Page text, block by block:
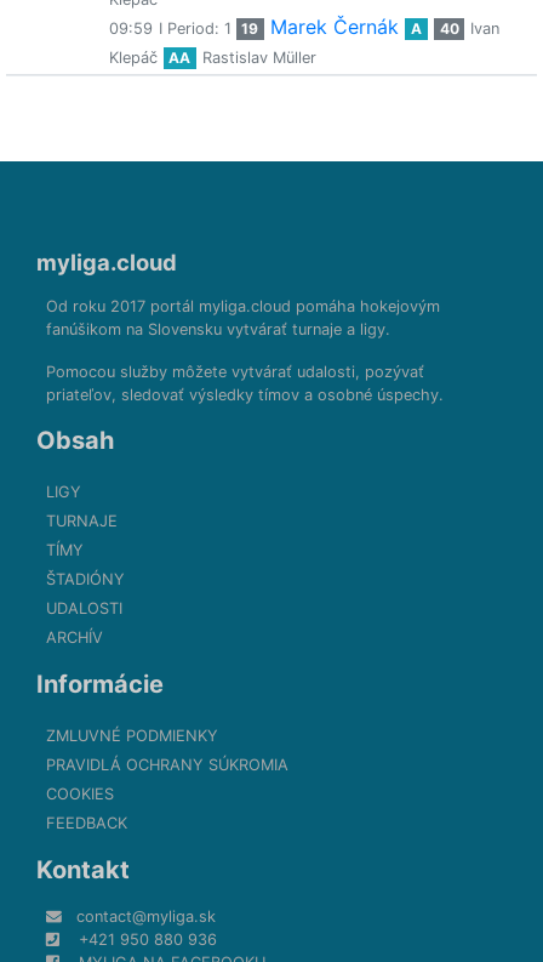
09:59 I Period: 1 19 Marek Černák A 40
Ivan
Klepáč
AA Rastislav Müller
myliga.cloud
Od roku 2017 portál myliga.cloud pomáha hokejovým
fanúšikom na Slovensku vytvárať turnaje a ligy.
Pomocou služby môžete vytvárať udalosti, pozývať
priateľov, sledovať výsledky tímov a osobné úspechy.
Obsah
LIGY
TURNAJE
TÍMY
ŠTADIÓNY
UDALOSTI
ARCHÍV
Informácie
ZMLUVNÉ PODMIENKY
PRAVIDLÁ OCHRANY SÚKROMIA
COOKIES
FEEDBACK
Kontakt
contact@myliga.sk
+421 950 880 936